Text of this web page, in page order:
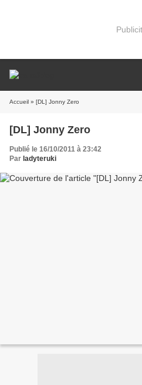
Accueil » [DL] Jonny Zero
[DL] Jonny Zero
Publié le 16/10/2011 à 23:42
Par ladyteruki